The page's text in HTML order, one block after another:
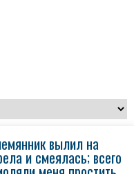
вылил на
и смеялась; всего